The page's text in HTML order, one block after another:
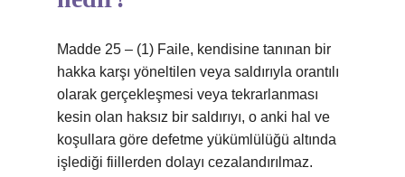
Madde 25 – (1) Faile, kendisine tanınan bir
hakka karşı yöneltilen veya saldırıyla orantılı
olarak gerçekleşmesi veya tekrarlanması
kesin olan haksız bir saldırıyı, o anki hal ve
koşullara göre defetme yükümlülüğü altında
işlediği fiillerden dolayı cezalandırılmaz.